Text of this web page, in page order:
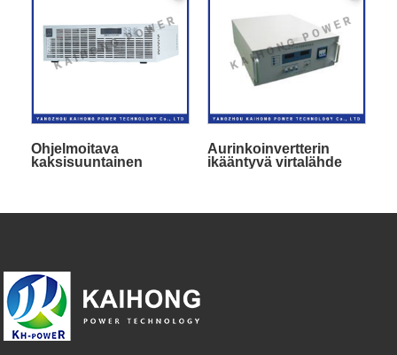
Ohjelmoitava
kaksisuuntainen
Aurinkoinvertterin
ikääntyvä virtalähde